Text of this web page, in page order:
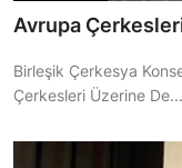
Avrupa
Birleşik Çerkesya
Çerkesleri Üzerine De...